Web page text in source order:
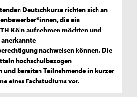
Deutschkurse richten sich an
die ein
Köln aufnehmen möchten und
nachweisen können. Die
hochschulbezogen
und bereiten Teilnehmende in kurzer
eines Fachstudiums vor.